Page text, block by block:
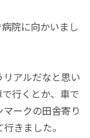
院に向かいまし
アルだなと思い
行くとか、車で
ークの田舎寄り
きました。